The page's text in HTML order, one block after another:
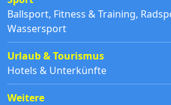
Ballsport, Fitness & Training,
Wassersport
Urlaub & Tourismus
Hotels & Unterkünfte
Weitere